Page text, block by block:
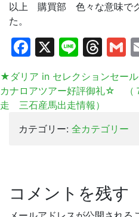
以上 購買部 色々な意味で
た。
Facebook
X Line
★ダリア in セレクションセー
カナロアツアー好評御礼☆ （
走 三石産馬出走情報）
カテゴリー: 全カテゴリー
コメントを残す